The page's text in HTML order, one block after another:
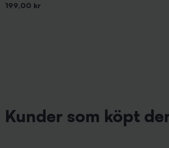
Pris
199,00 kr
Kunder som köpt